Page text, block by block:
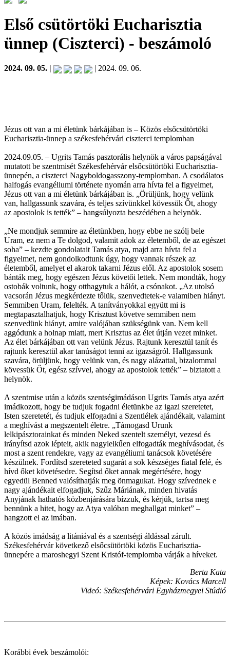
Első csütörtöki Eucharisztia
ünnep (Ciszterci) - beszámoló
2024. 09. 05. | | 2024. 09. 06.
Jézus ott van a mi életünk bárkájában is – Közös elsőcsütörtöki
Eucharisztia-ünnep a székesfehérvári ciszterci templomban
2024.09.05. – Ugrits Tamás pasztorális helynök a város papságával
mutatott be szentmisét Székesfehérvár elsőcsütörtöki Eucharisztia-
ünnepén, a ciszterci Nagyboldogasszony-templomban. A csodálatos
halfogás evangéliumi története nyomán arra hívta fel a figyelmet,
Jézus ott van a mi életünk bárkájában is. „Örüljünk, hogy velünk
van, hallgassunk szavára, és teljes szívünkkel kövessük Őt, ahogy
az apostolok is tették” – hangsúlyozta beszédében a helynök.
„Ne mondjuk semmire az életünkben, hogy ebbe ne szólj bele
Uram, ez nem a Te dolgod, valamit adok az életemből, de az egészet
soha” – kezdte gondolatait Tamás atya, majd arra hívta fel a
figyelmet, nem gondolkodtunk úgy, hogy vannak részek az
életemből, amelyet el akarok takarni Jézus elől. Az apostolok sosem
bánták meg, hogy egészen Jézus követői lettek. Nem mondták, hogy
ostobák voltunk, hogy otthagytuk a hálót, a csónakot. „Az utolsó
vacsorán Jézus megkérdezte tőlük, szenvedtetek-e valamiben hiányt.
Semmiben Uram, felelték. A tanítványokkal együtt mi is
megtapasztalhatjuk, hogy Krisztust követve semmiben nem
szenvedünk hiányt, amire valójában szükségünk van. Nem kell
aggódunk a holnap miatt, mert Krisztus az élet útján vezet minket.
Az élet bárkájában ott van velünk Jézus. Rajtunk keresztül tanít és
rajtunk keresztül akar tanúságot tenni az igazságról. Hallgassunk
szavára, örüljünk, hogy velünk van, és nagy alázattal, bizalommal
kövessük Őt, egész szívvel, ahogy az apostolok tették” – biztatott a
helynök.
A szentmise után a közös szentségimádáson Ugrits Tamás atya azért
imádkozott, hogy be tudjuk fogadni életünkbe az igazi szeretetet,
Isten szeretetét, és tudjuk elfogadni a Szentlélek ajándékait, valamint
a meghívást a megszentelt életre. „Támogasd Urunk
lelkipásztorainkat és minden Neked szentelt személyt, vezesd és
irányítsd azok lépteit, akik nagylelkűen elfogadták meghívásodat, és
most a szent rendekre, vagy az evangéliumi tanácsok követésére
készülnek. Fordítsd szereteted sugarát a sok készséges fiatal felé, és
hívd őket követésedre. Segítsd őket annak megértésére, hogy
egyedül Benned valósíthatják meg önmagukat. Hogy szívednek e
nagy ajándékait elfogadjuk, Szűz Máriának, minden hivatás
Anyjának hathatós közbenjárására bízzuk, és kérjük, tartsa meg
bennünk a hitet, hogy az Atya valóban meghallgat minket” –
hangzott el az imában.
A közös imádság a litániával és a szentségi áldással zárult.
Székesfehérvár következő elsőcsütörtöki közös Eucharisztia-
ünnepére a maroshegyi Szent Kristóf-templomba várják a híveket.
Berta Kata
Képek: Kovács Marcell
Videó: Székesfehérvári Egyházmegyei Stúdió
Korábbi évek beszámolói: